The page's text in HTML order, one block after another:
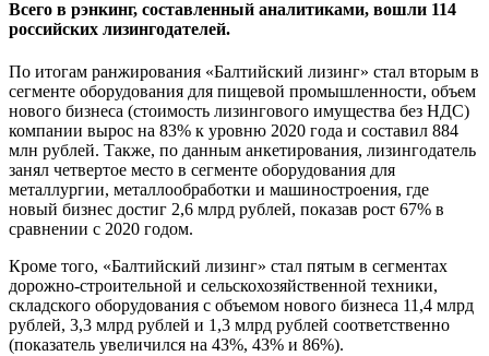
Всего в рэнкинг, составленный аналитиками, вошли 114
российских лизингодателей.
По итогам ранжирования «Балтийский лизинг» стал вторым в
сегменте оборудования для пищевой промышленности, объем
нового бизнеса (стоимость лизингового имущества без НДС)
компании вырос на 83% к уровню 2020 года и составил 884
млн рублей. Также, по данным анкетирования, лизингодатель
занял четвертое место в сегменте оборудования для
металлургии, металлообработки и машиностроения, где
новый бизнес достиг 2,6 млрд рублей, показав рост 67% в
сравнении с 2020 годом.
Кроме того, «Балтийский лизинг» стал пятым в сегментах
дорожно-строительной и сельскохозяйственной техники,
складского оборудования с объемом нового бизнеса 11,4 млрд
рублей, 3,3 млрд рублей и 1,3 млрд рублей соответственно
(показатель увеличился на 43%, 43% и 86%).